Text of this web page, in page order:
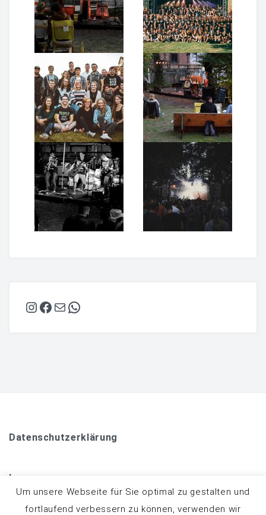
Instagram
Facebook
E-MailWhatsApp
Datenschutzerklärung
Impressum
Um unsere Webseite für Sie optimal zu gestalten und
fortlaufend verbessern zu können, verwenden wir